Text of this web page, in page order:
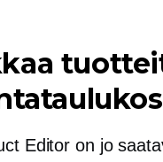
Editor on jo